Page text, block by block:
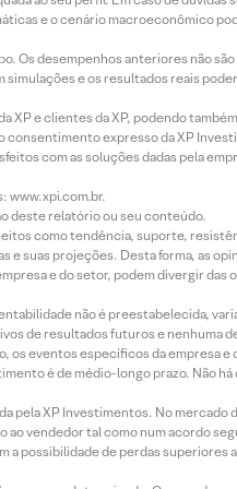
e o cenário macroeconômico
Os desempenhos anteriores não
e os resultados reais
e clientes da XP, podendo
consentimento expresso da XP
com as soluções dadas pela
www.xpi.com.br.
deste relatório ou seu conteúdo.
como tendência, suporte,
e suas projeções. Desta forma, as
e do setor, podem divergir das
não é preestabelecida,
de resultados futuros e nenhuma
os eventos específicos da empresa e
é de médio-longo prazo. Não
pela XP Investimentos. No mercado
vendedor tal como num acordo
possibilidade de perdas superiores